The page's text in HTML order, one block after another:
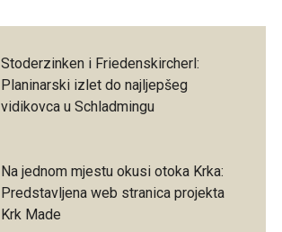
Stoderzinken i Friedenskircherl:
Planinarski izlet do najljepšeg
vidikovca u Schladmingu
Na jednom mjestu okusi otoka Krka:
Predstavljena web stranica projekta
Krk Made